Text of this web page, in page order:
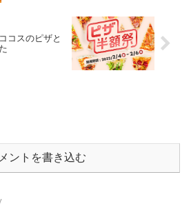
コスのピザと
ントを書き込む